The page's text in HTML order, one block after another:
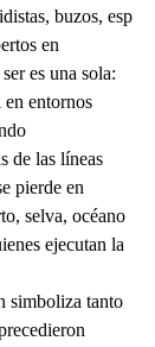
buzos, esp
en
es una sola:
entornos
de las líneas
pierde en
selva, océano
ejecutan la
simboliza tanto